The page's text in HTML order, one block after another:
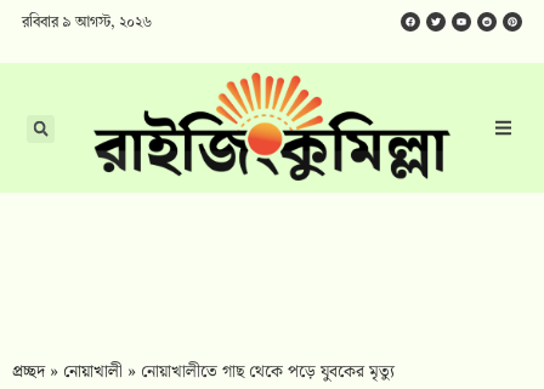
রবিবার ৯ আগস্ট, ২০২৬
প্রচ্ছদ» নোয়াখালী » নোয়াখালীতে গাছ থেকে পড়ে যুবকের মৃত্যু